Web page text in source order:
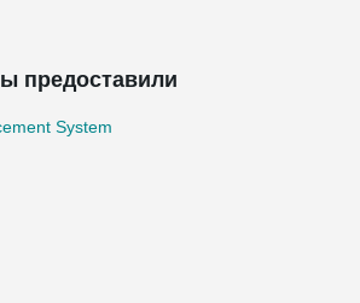
предоставили
System